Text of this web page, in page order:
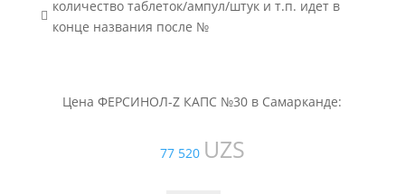

количество таблеток/ампул/штук и т.п. идет в
конце названия после №
Цена ФЕРСИНОЛ-Z КАПС №30 в Самарканде:
77 520 UZS